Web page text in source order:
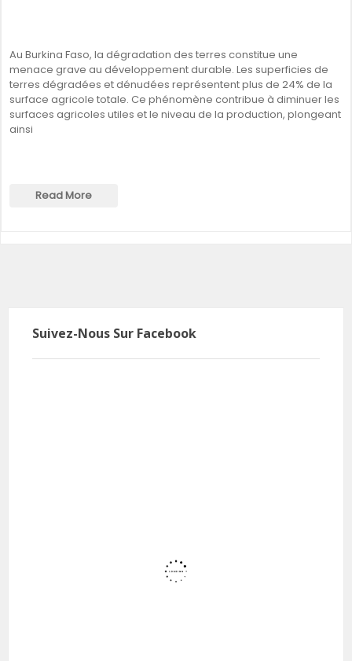
Au Burkina Faso, la dégradation des terres constitue une
menace grave au développement durable. Les superficies de
terres dégradées et dénudées représentent plus de 24% de la
surface agricole totale. Ce phénomène contribue à diminuer les
surfaces agricoles utiles et le niveau de la production, plongeant
ainsi
Read More
Suivez-Nous Sur Facebook